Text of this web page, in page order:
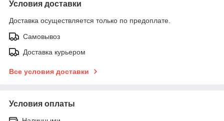
Условия доставки
Доставка осуществляется только по предоплате.
Самовывоз
Доставка курьером
Все условия доставки
Условия оплаты